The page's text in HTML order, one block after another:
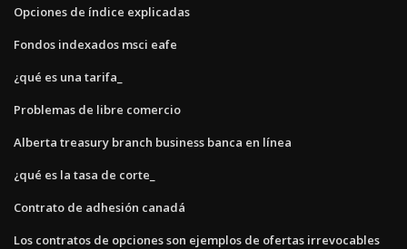
Opciones de índice explicadas
Fondos indexados msci eafe
¿qué es una tarifa_
Problemas de libre comercio
Alberta treasury branch business banca en línea
¿qué es la tasa de corte_
Contrato de adhesión canadá
Los contratos de opciones son ejemplos de ofertas irrevocables